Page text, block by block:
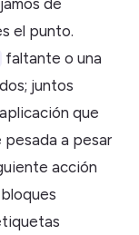
de
el punto.
faltante o una
juntos
que
a pesar
acción